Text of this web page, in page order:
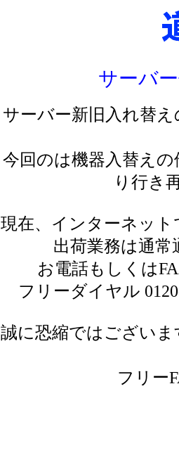
サーバ
サーバー新旧入れ替
今回のは機器入替え
り行き
現在、インターネッ
出荷業務は通
お電話もしくは
フリーダイヤル
誠に恐縮ではござい
フリー